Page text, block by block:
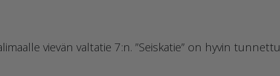
vievän valtatie 7:n. ”Seiskatie” on hyvin tunnettu